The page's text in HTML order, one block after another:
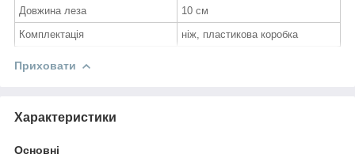
Довжина леза
10 см
Комплектація
ніж, пластикова коробка
Приховати
Характеристики
Основні